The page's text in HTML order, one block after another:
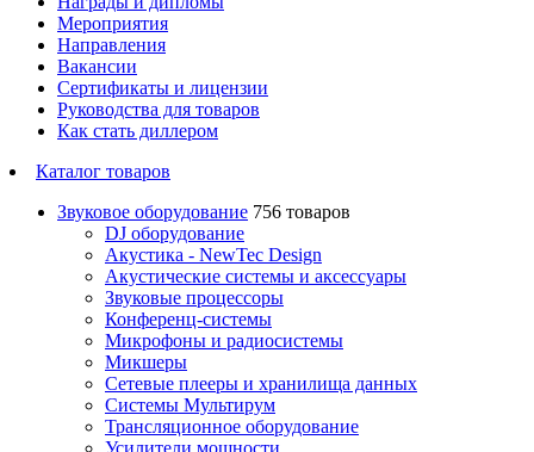
Мероприятия
Направления
Вакансии
Сертификаты и лицензии
Руководства для товаров
Как стать диллером
Каталог товаров
Звуковое оборудование 756 товаров
DJ оборудование
Акустика - NewTec Design
Акустические системы и аксессуары
Звуковые процессоры
Конференц-системы
Микрофоны и радиосистемы
Микшеры
Сетевые плееры и хранилища данных
Системы Мультирум
Трансляционное оборудование
Усилители мощности